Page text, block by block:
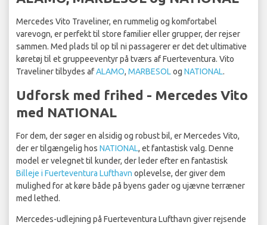
Mercedes Vito Traveliner, en rummelig og komfortabel
varevogn, er perfekt til store familier eller grupper, der rejser
sammen. Med plads til op til ni passagerer er det det ultimative
køretøj til et gruppeeventyr på tværs af Fuerteventura. Vito
Traveliner tilbydes afALAMO, MARBESOLog NATIONAL.
Udforsk med frihed - Mercedes Vito
med NATIONAL
For dem, der søger en alsidig og robust bil, er Mercedes Vito,
der er tilgængelig hos NATIONAL, et fantastisk valg. Denne
model er velegnet til kunder, der leder efter en fantastisk
Billeje i Fuerteventura Lufthavn oplevelse, der giver dem
mulighed for at køre både på byens gader og ujævne terræner
med lethed.
Mercedes-udlejning på Fuerteventura Lufthavn giver rejsende